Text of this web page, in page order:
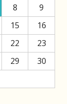
8
9
15
16
22
23
29
30